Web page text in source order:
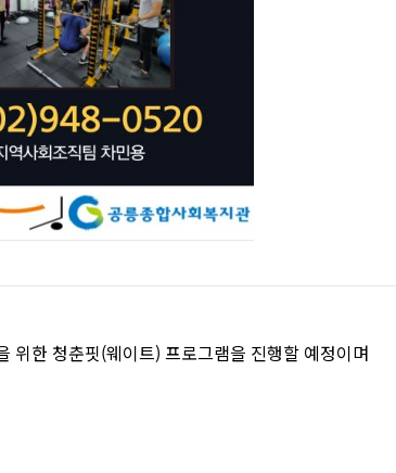
위한 청춘핏(웨이트) 프로그램을 진행할 예정이며